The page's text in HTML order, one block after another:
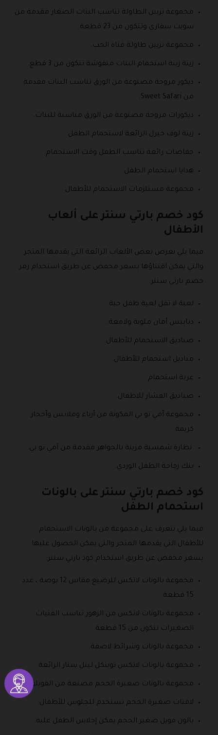
مجموعة تزيين الطاولة تناسب البنات الصغار مقدمة من
سويت سفاري وتتكون من 23 قطعة.
مجموعة تزيين طاولة فتاة الحب.
زينة زينة استحمام البنات منفوشة تتكون من 3 قطع.
ديكور مروحة مصنوعة من الورق تناسب البنات مقدمة
من Sweet Safari.
ديكورات مروحة مصنوعة من الورق مناسبة للبنات.
زينة لوف جيرل الرائعة لاستحمام الطفل.
حفاضات رائعة تناسب الطفل وقت الاستحمام.
هدايا استحمام الطفل.
مجموعة مستلزمات الاستحمام للأطفال.
كود خصم بارتي سنتر على ألعاب
الأطفال
فيما يلي نعرض بعض الألعاب الرائعة التي يقدمها المتجر
والتي يمكن اقتناؤها بسعر مخفض عن طريق استخدام رمز
خصم بارتي سنتر:
لعبة لا تقل لعبة طفل حبة.
دبابيس أمان ملونة ولامعة.
صناديق الاستحمام للأطفال.
مناديل استحمام للأطفال.
عربة استحمام.
صناديق الفشار للاطفال.
مجموعة أمي تو بي المكونة من أزياء وملابس وأحجار
كريمة.
نظارة شمسية مزينة بالجواهر مقدمة من أمي تو بي.
بنك زجاجة الطفل الوردي.
كود خصم بارتي سنتر على بالونات
استحمام الطفل
فيما يلي نتعرف على مجموعة من بالونات الاستحمام
للأطفال التي يقدمها المتجر والتي يمكن الحصول عليها
بسعر مخفض عن طريق استخدام كود بارتي سنتر:
مجموعة بالونات لاتكس للرضيع مقاس 12 بوصة ، عدد
15 قطعة
مجموعة بالونات لاتكس من الزهور تناسب الفتيات
الصغيرات تتكون من 15 قطعة.
مجموعة بالونات وشرائط لاصقة.
مجموعة بالونات لاتكس توينكل ليتل ستار الرائعة.
مجموعة بالونات صغيرة الحجم مصنعة من الفويلق.
لافتات صغيرة الحجم تستخدم للجلوس للأطفال.
بالون فويل صغير الحجم يمكن إجلاس الطفل عليه.